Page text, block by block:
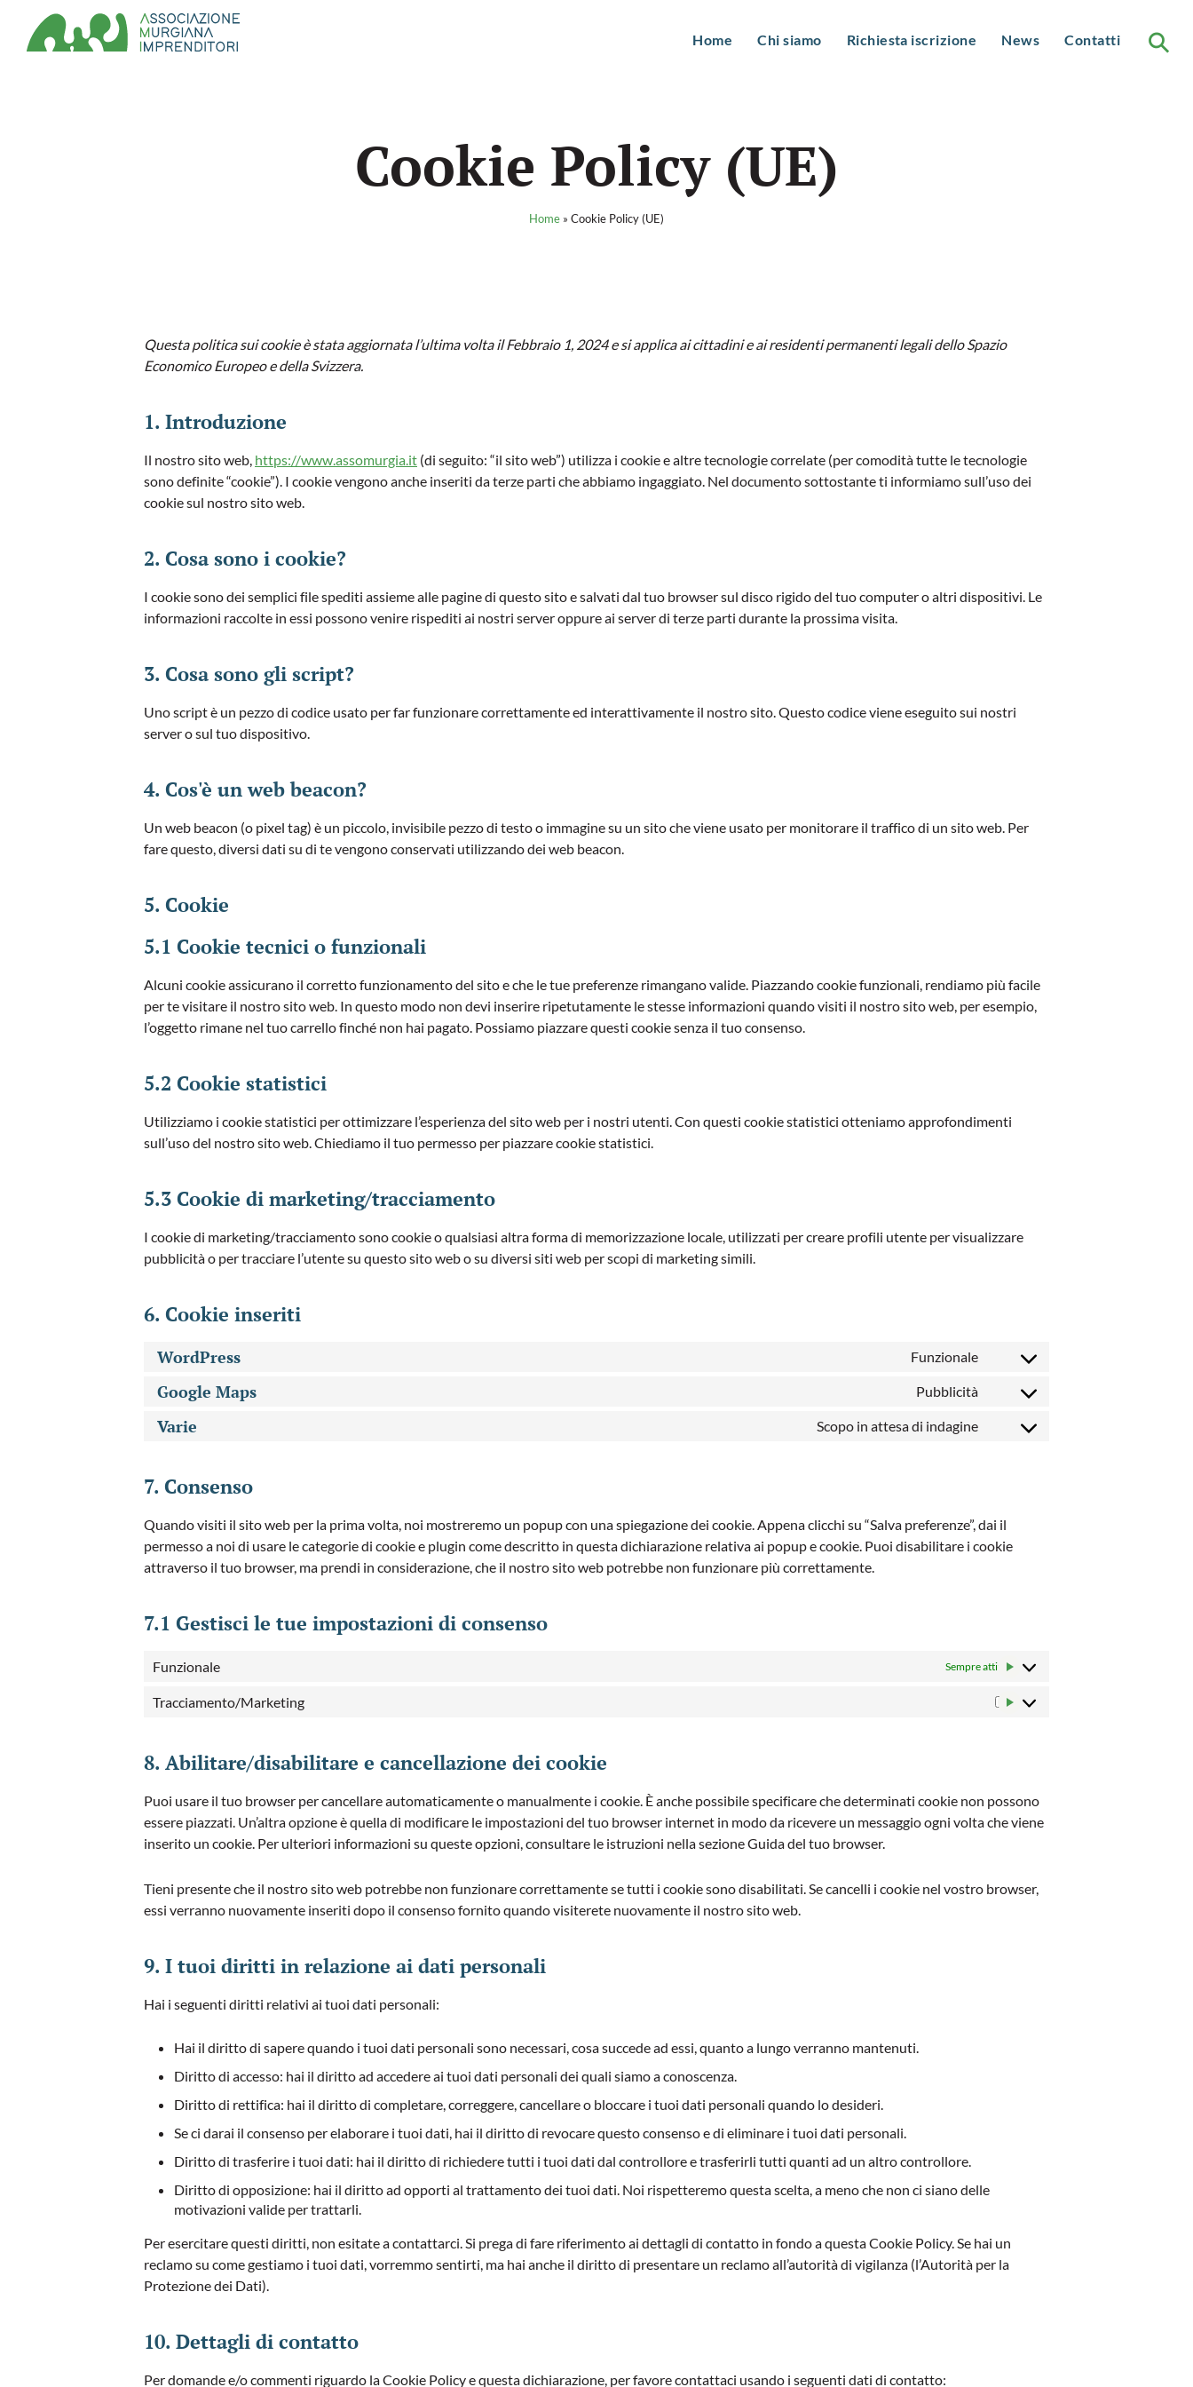
Home Chi siamo
Lo statuto
Organi sociali
Richiesta iscrizione News Contatti ⚲
Cookie Policy (UE)
Home » Cookie Policy (UE)
Questa politica sui cookie è stata aggiornata l’ultima volta il Febbraio 1, 2024 e si applica ai cittadini e ai residenti permanenti legali dello Spazio
Economico Europeo e della Svizzera.
1. Introduzione
Il nostro sito web, https://www.assomurgia.it (di seguito: “il sito web”) utilizza i cookie e altre tecnologie correlate (per comodità tutte le tecnologie
sono definite “cookie”). I cookie vengono anche inseriti da terze parti che abbiamo ingaggiato. Nel documento sottostante ti informiamo sull’uso dei
cookie sul nostro sito web.
2. Cosa sono i cookie?
I cookie sono dei semplici file spediti assieme alle pagine di questo sito e salvati dal tuo browser sul disco rigido del tuo computer o altri dispositivi. Le
informazioni raccolte in essi possono venire rispediti ai nostri server oppure ai server di terze parti durante la prossima visita.
3. Cosa sono gli script?
Uno script è un pezzo di codice usato per far funzionare correttamente ed interattivamente il nostro sito. Questo codice viene eseguito sui nostri
server o sul tuo dispositivo.
4. Cos'è un web beacon?
Un web beacon (o pixel tag) è un piccolo, invisibile pezzo di testo o immagine su un sito che viene usato per monitorare il traffico di un sito web. Per
fare questo, diversi dati su di te vengono conservati utilizzando dei web beacon.
5. Cookie
5.1 Cookie tecnici o funzionali
Alcuni cookie assicurano il corretto funzionamento del sito e che le tue preferenze rimangano valide. Piazzando cookie funzionali, rendiamo più facile
per te visitare il nostro sito web. In questo modo non devi inserire ripetutamente le stesse informazioni quando visiti il nostro sito web, per esempio,
l’oggetto rimane nel tuo carrello finché non hai pagato. Possiamo piazzare questi cookie senza il tuo consenso.
5.2 Cookie statistici
Utilizziamo i cookie statistici per ottimizzare l’esperienza del sito web per i nostri utenti. Con questi cookie statistici otteniamo approfondimenti
sull’uso del nostro sito web. Chiediamo il tuo permesso per piazzare cookie statistici.
5.3 Cookie di marketing/tracciamento
I cookie di marketing/tracciamento sono cookie o qualsiasi altra forma di memorizzazione locale, utilizzati per creare profili utente per visualizzare
pubblicità o per tracciare l’utente su questo sito web o su diversi siti web per scopi di marketing simili.
6. Cookie inseriti
WordPress Funzionale
Consent
wordpress
Google Maps Pubblicità
Consent
Varie Scopo in attesa di indagine
Consent
7. Consenso
Quando visiti il sito web per la prima volta, noi mostreremo un popup con una spiegazione dei cookie. Appena clicchi su “Salva preferenze”, dai il
permesso a noi di usare le categorie di cookie e plugin come descritto in questa dichiarazione relativa ai popup e cookie. Puoi disabilitare i cookie
attraverso il tuo browser, ma prendi in considerazione, che il nostro sito web potrebbe non funzionare più correttamente.
7.1 Gestisci le tue impostazioni di consenso
Funzionale Sempre attivo
Tracciamento/Marketing
Tracciamento/Marketing
8. Abilitare/disabilitare e cancellazione dei cookie
Puoi usare il tuo browser per cancellare automaticamente o manualmente i cookie. È anche possibile specificare che determinati cookie non possono
essere piazzati. Un’altra opzione è quella di modificare le impostazioni del tuo browser internet in modo da ricevere un messaggio ogni volta che viene
inserito un cookie. Per ulteriori informazioni su queste opzioni, consultare le istruzioni nella sezione Guida del tuo browser.
Tieni presente che il nostro sito web potrebbe non funzionare correttamente se tutti i cookie sono disabilitati. Se cancelli i cookie nel vostro browser,
essi verranno nuovamente inseriti dopo il consenso fornito quando visiterete nuovamente il nostro sito web.
9. I tuoi diritti in relazione ai dati personali
Hai i seguenti diritti relativi ai tuoi dati personali:
Hai il diritto di sapere quando i tuoi dati personali sono necessari, cosa succede ad essi, quanto a lungo verranno mantenuti.
Diritto di accesso: hai il diritto ad accedere ai tuoi dati personali dei quali siamo a conoscenza.
Diritto di rettifica: hai il diritto di completare, correggere, cancellare o bloccare i tuoi dati personali quando lo desideri.
Se ci darai il consenso per elaborare i tuoi dati, hai il diritto di revocare questo consenso e di eliminare i tuoi dati personali.
Diritto di trasferire i tuoi dati: hai il diritto di richiedere tutti i tuoi dati dal controllore e trasferirli tutti quanti ad un altro controllore.
Diritto di opposizione: hai il diritto ad opporti al trattamento dei tuoi dati. Noi rispetteremo questa scelta, a meno che non ci siano delle
motivazioni valide per trattarli.
Per esercitare questi diritti, non esitate a contattarci. Si prega di fare riferimento ai dettagli di contatto in fondo a questa Cookie Policy. Se hai un
reclamo su come gestiamo i tuoi dati, vorremmo sentirti, ma hai anche il diritto di presentare un reclamo all’autorità di vigilanza (l’Autorità per la
Protezione dei Dati).
10. Dettagli di contatto
Per domande e/o commenti riguardo la Cookie Policy e questa dichiarazione, per favore contattaci usando i seguenti dati di contatto: